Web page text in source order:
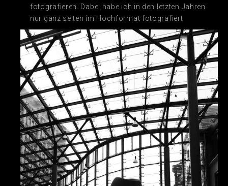
fotografieren. Dabei habe ich in den letzten Jahren
nur ganz selten im Hochformat fotografiert